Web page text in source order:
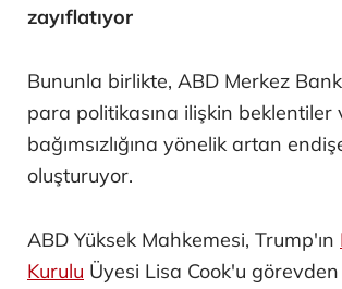
zayıflatıyor
Bununla birlikte, ABD Merkez
para politikasına ilişkin beklentiler
bağımsızlığına yönelik artan
oluşturuyor.
ABD Yüksek Mahkemesi, Trump'ın
Kurulu Üyesi Lisa Cook'u